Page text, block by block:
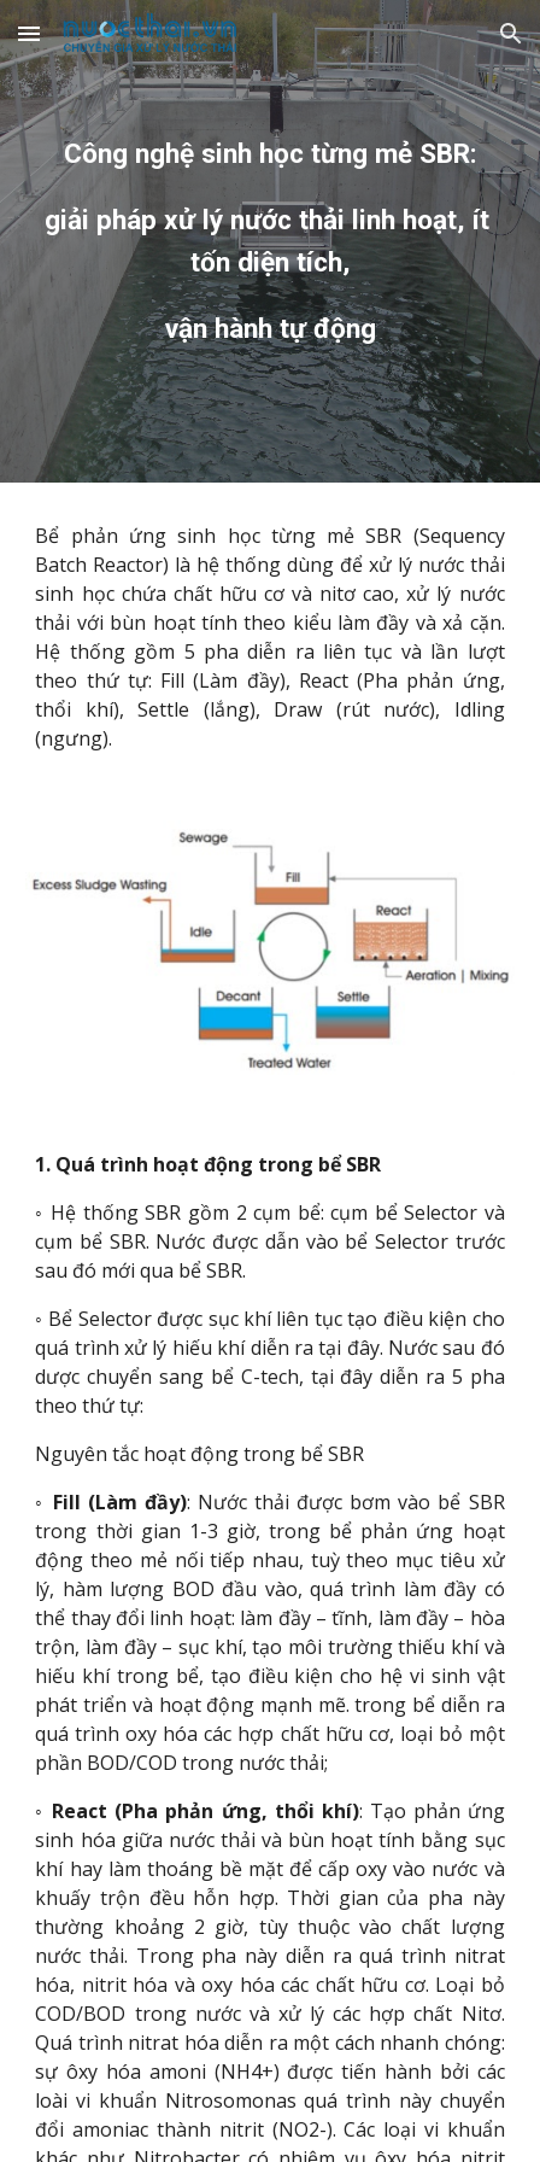
Skip to main content Skip to navigation
Công nghệ sinh học từng mẻ SBR:
giải pháp xử lý nước thải linh hoạt, ít
tốn diện tích,
vận hành tự động
Bể phản ứng sinh học từng mẻ SBR (Sequency
Batch Reactor) là hệ thống dùng để xử lý nước thải
sinh học chứa chất hữu cơ và nitơ cao, xử lý nước
thải với bùn hoạt tính theo kiểu làm đầy và xả cặn.
Hệ thống gồm 5 pha diễn ra liên tục và lần lượt
theo thứ tự: Fill (Làm đầy), React (Pha phản ứng,
thổi khí), Settle (lắng), Draw (rút nước), Idling
(ngưng).
1. Quá trình hoạt động trong bể SBR
◦ Hệ thống SBR gồm 2 cụm bể: cụm bể Selector và
cụm bể SBR. Nước được dẫn vào bể Selector trước
sau đó mới qua bể SBR.
◦ Bể Selector được sục khí liên tục tạo điều kiện cho
quá trình xử lý hiếu khí diễn ra tại đây. Nước sau đó
dược chuyển sang bể C-tech, tại đây diễn ra 5 pha
theo thứ tự:
Nguyên tắc hoạt động trong bể SBR
◦ Fill (Làm đầy): Nước thải được bơm vào bể SBR
trong thời gian 1-3 giờ, trong bể phản ứng hoạt
động theo mẻ nối tiếp nhau, tuỳ theo mục tiêu xử
lý, hàm lượng BOD đầu vào, quá trình làm đầy có
thể thay đổi linh hoạt: làm đầy – tĩnh, làm đầy – hòa
trộn, làm đầy – sục khí, tạo môi trường thiếu khí và
hiếu khí trong bể, tạo điều kiện cho hệ vi sinh vật
phát triển và hoạt động mạnh mẽ. trong bể diễn ra
quá trình oxy hóa các hợp chất hữu cơ, loại bỏ một
phần BOD/COD trong nước thải;
◦ React (Pha phản ứng, thổi khí): Tạo phản ứng
sinh hóa giữa nước thải và bùn hoạt tính bằng sục
khí hay làm thoáng bề mặt để cấp oxy vào nước và
khuấy trộn đều hỗn hợp. Thời gian của pha này
thường khoảng 2 giờ, tùy thuộc vào chất lượng
nước thải. Trong pha này diễn ra quá trình nitrat
hóa, nitrit hóa và oxy hóa các chất hữu cơ. Loại bỏ
COD/BOD trong nước và xử lý các hợp chất Nitơ.
Quá trình nitrat hóa diễn ra một cách nhanh chóng:
sự ôxy hóa amoni (NH4+) được tiến hành bởi các
loài vi khuẩn Nitrosomonas quá trình này chuyển
đổi amoniac thành nitrit (NO2-). Các loại vi khuẩn